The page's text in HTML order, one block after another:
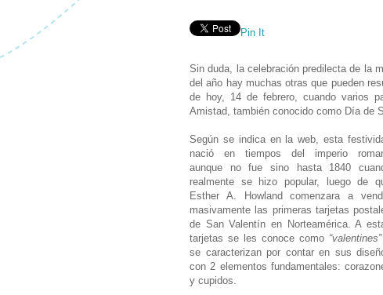
Pin It
Sin duda, la celebración predilecta de la
del año hay muchas otras que pueden
de hoy, 14 de febrero, cuando varios
Amistad, también conocido como Día de
Según se indica en la web, esta
nació en tiempos del imperio
aunque no fue sino hasta 1840
realmente se hizo popular, luego de
Esther A. Howland comenzara a
masivamente las primeras tarjetas
de San Valentín en Norteamérica. A
tarjetas se les conoce como “valentines”
se caracterizan por contar en sus
con 2 elementos fundamentales:
y cupidos.